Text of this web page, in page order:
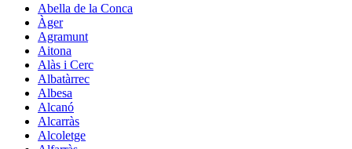
Abella de la Conca
Àger
Agramunt
Aitona
Alàs i Cerc
Albatàrrec
Albesa
Alcanó
Alcarràs
Alcoletge